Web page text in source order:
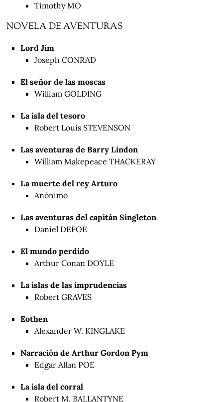
Timothy MO
NOVELA DE AVENTURAS
Lord Jim
Joseph CONRAD
El señor de las moscas
William GOLDING
La isla del tesoro
Robert Louis STEVENSON
Las aventuras de Barry Lindon
William Makepeace THACKERAY
La muerte del rey Arturo
Anónimo
Las aventuras del capitán Singleton
Daniel DEFOE
El mundo perdido
Arthur Conan DOYLE
La islas de las imprudencias
Robert GRAVES
Eothen
Alexander W. KINGLAKE
Narración de Arthur Gordon Pym
Edgar Allan POE
La isla del corral
Robert M. BALLANTYNE